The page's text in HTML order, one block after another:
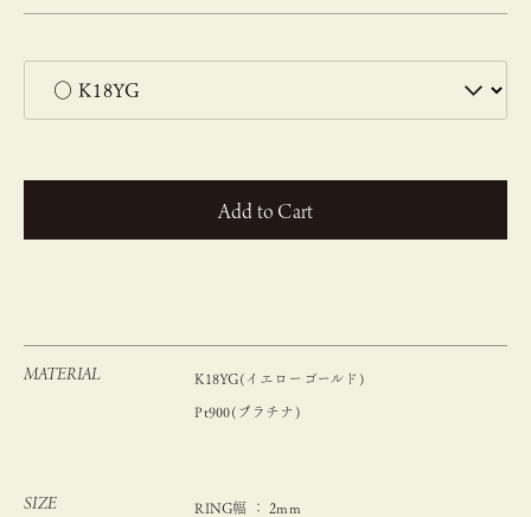
カートに入れる
MATERIAL K18YG(イエローゴールド)
Pt900(プラチナ)
SIZE RING幅 ： 2mm